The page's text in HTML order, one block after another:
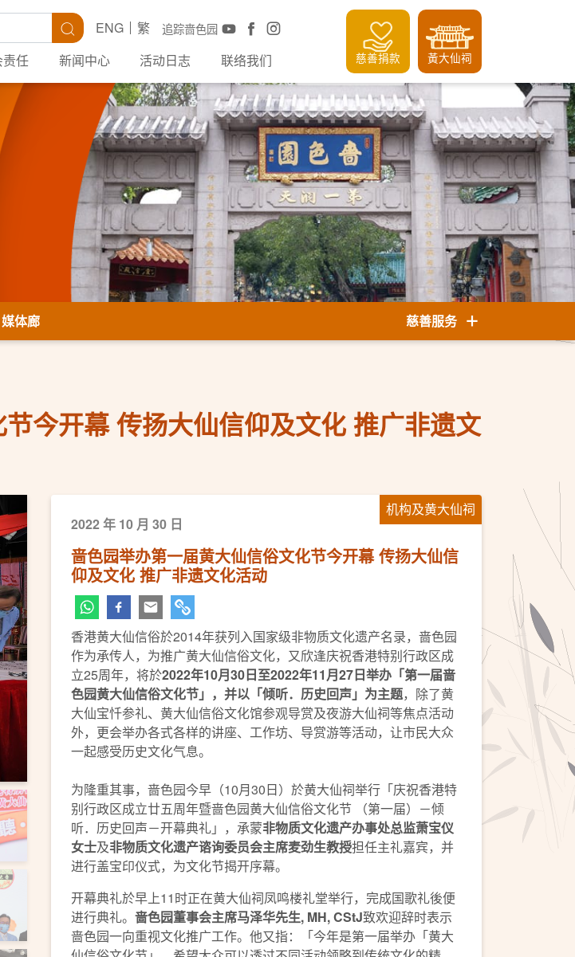
搜寻 追踪啬色园
ENG
繁
任 新闻中心 活动日志 联络我们 慈善捐款 黃大仙祠
媒体廊 慈善服务
今开幕 传扬大仙信仰及文化 推广非遗文
一页
机构及黄大仙祠
2022 年 10 月 30 日
啬色园举办第一届黄大仙信俗文化节今开幕 传扬大仙信
仰及文化 推广非遗文化活动
香港黄大仙信俗於2014年获列入国家级非物质文化遗产名录，啬色园
作为承传人，为推广黄大仙信俗文化，又欣逢庆祝香港特别行政区成
立25周年，将於2022年10月30日至2022年11月27日举办「第一届啬
色园黄大仙信俗文化节」，并以「倾听．历史回声」为主题，除了黄
大仙宝忏参礼、黄大仙信俗文化馆参观导赏及夜游大仙祠等焦点活动
外，更会举办各式各样的讲座、工作坊、导赏游等活动，让市民大众
一起感受历史文化气息。
为隆重其事，啬色园今早（10月30日）於黄大仙祠举行「庆祝香港特
别行政区成立廿五周年暨啬色园黄大仙信俗文化节 （第一届）－倾
听．历史回声－开幕典礼」，承蒙非物质文化遗产办事处总监萧宝仪
女士及非物质文化遗产谘询委员会主席麦劲生教授担任主礼嘉宾，并
进行盖宝印仪式，为文化节揭开序幕。
开幕典礼於早上11时正在黄大仙祠凤鸣楼礼堂举行，完成国歌礼後便
进行典礼。 啬色园董事会主席马泽华先生, MH, CStJ致欢迎辞时表示
啬色园一向重视文化推广工作。他又指：「今年是第一届举办「黄大